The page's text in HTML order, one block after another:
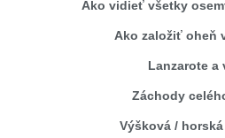
Ako vidieť všetky
Ako založiť oheň
Lanzarote a
Záchody
Výšková /